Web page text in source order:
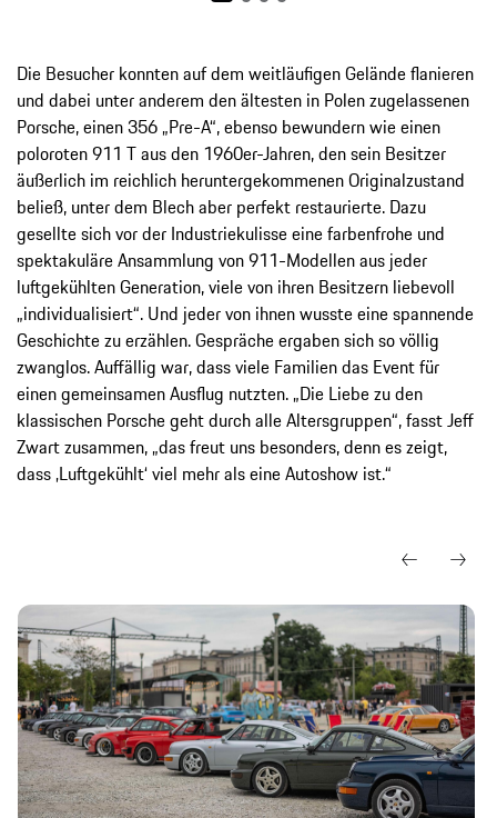
Die Besucher konnten auf dem weitläufigen Gelände flanieren
und dabei unter anderem den ältesten in Polen zugelassenen
Porsche, einen 356 „Pre-A“, ebenso bewundern wie einen
poloroten 911 T aus den 1960er-Jahren, den sein Besitzer
äußerlich im reichlich heruntergekommenen Originalzustand
beließ, unter dem Blech aber perfekt restaurierte. Dazu
gesellte sich vor der Industriekulisse eine farbenfrohe und
spektakuläre Ansammlung von 911-Modellen aus jeder
luftgekühlten Generation, viele von ihren Besitzern liebevoll
„individualisiert“. Und jeder von ihnen wusste eine spannende
Geschichte zu erzählen. Gespräche ergaben sich so völlig
zwanglos. Auffällig war, dass viele Familien das Event für
einen gemeinsamen Ausflug nutzten. „Die Liebe zu den
klassischen Porsche geht durch alle Altersgruppen“, fasst Jeff
Zwart zusammen, „das freut uns besonders, denn es zeigt,
dass ‚Luftgekühlt‘ viel mehr als eine Autoshow ist.“